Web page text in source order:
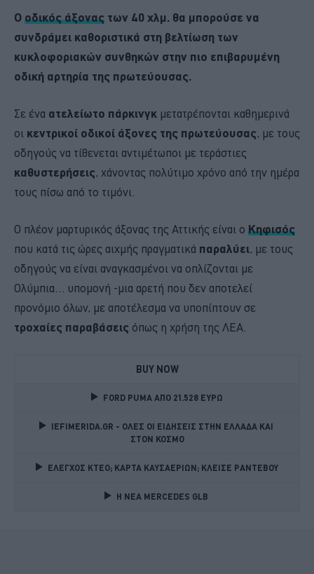
Ο οδικός άξονας των 40 χλμ. θα μπορούσε να
συνδράμει καθοριστικά στη βελτίωση των
κυκλοφοριακών συνθηκών στην πιο επιβαρυμένη
οδική αρτηρία της πρωτεύουσας.
Σε ένα ατελείωτο πάρκινγκ μετατρέπονται καθημερινά
οι κεντρικοί οδικοί άξονες της πρωτεύουσας, με τους
οδηγούς να τίθενεται αντιμέτωποι με τεράστιες
καθυστερήσεις, χάνοντας πολύτιμο χρόνο από την ημέρα
τους πίσω από το τιμόνι.
Ο πλέον μαρτυρικός άξονας της Αττικής είναι ο Κηφισός
που κατά τις ώρες αιχμής πραγματικά παραλύει, με τους
οδηγούς να είναι αναγκασμένοι να οπλίζονται με
Ολύμπια… υπομονή -μια αρετή που δεν αποτελεί
προνόμιο όλων, με αποτέλεσμα να υποπίπτουν σε
τροχαίες παραβάσεις όπως η χρήση της ΛΕΑ.
BUY NOW
FORD PUMA ΑΠΟ 21.528 ΕΥΡΩ
IEFIMERIDA.GR - ΟΛΕΣ ΟΙ ΕΙΔΗΣΕΙΣ ΣΤΗΝ ΕΛΛΑΔΑ ΚΑΙ
ΣΤΟΝ ΚΟΣΜΟ
ΕΛΕΓΧΟΣ ΚΤΕΟ; ΚΑΡΤΑ ΚΑΥΣΑΕΡΙΩΝ; ΚΛΕΙΣΕ ΡΑΝΤΕΒΟΥ
Η ΝΕΑ MERCEDES GLB